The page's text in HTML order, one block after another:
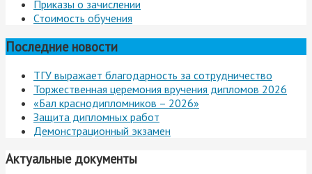
Приказы о зачислении
Стоимость обучения
Последние новости
ТГУ выражает благодарность за сотрудничество
Торжественная церемония вручения дипломов 2026
«Бал краснодипломников – 2026»
Защита дипломных работ
Демонстрационный экзамен
Актуальные документы